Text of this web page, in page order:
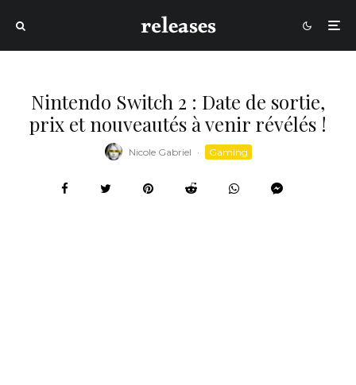
Nintendo Switch 2 : Date de sortie,
prix et nouveautés à venir révélés !
Nicole Gabriel · Gaming